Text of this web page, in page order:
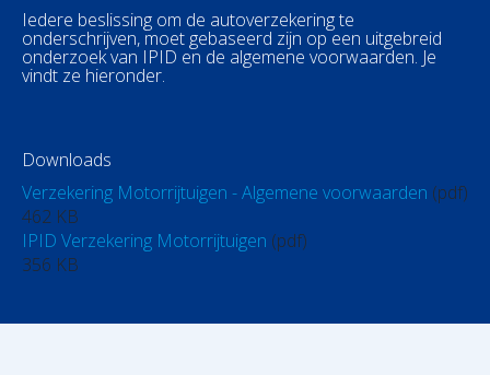
Iedere beslissing om de autoverzekering te
onderschrijven, moet gebaseerd zijn op een uitgebreid
onderzoek van IPID en de algemene voorwaarden. Je
vindt ze hieronder.
Downloads
Verzekering Motorrijtuigen - Algemene voorwaarden (pdf)
462 KB
IPID Verzekering Motorrijtuigen (pdf)
356 KB